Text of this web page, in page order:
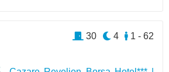
1 - 62
4
30